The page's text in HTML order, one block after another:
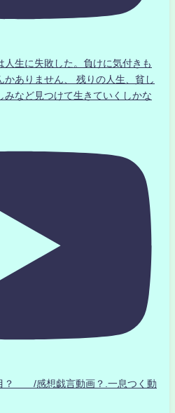
生に失敗した。負けに気付きも
かありません、 残りの人生、貧し
みなど見つけて生きていくしかな
？ /感想戯言動画？.一息つく動